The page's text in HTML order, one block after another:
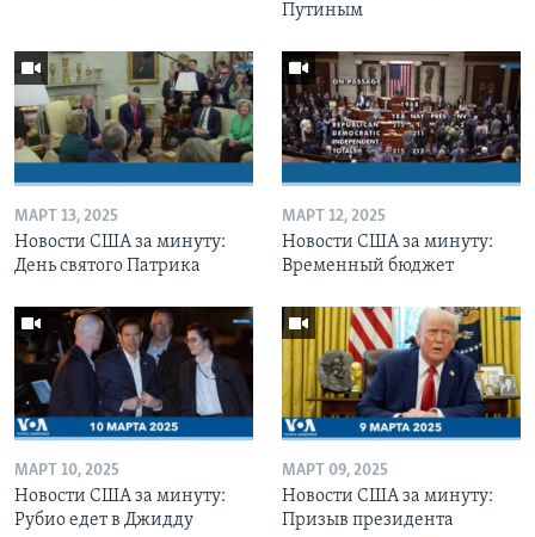
Путиным
МАРТ 13, 2025
Новости США за минуту:
День святого Патрика
МАРТ 12, 2025
Новости США за минуту:
Временный бюджет
МАРТ 10, 2025
Новости США за минуту:
Рубио едет в Джидду
МАРТ 09, 2025
Новости США за минуту:
Призыв президента